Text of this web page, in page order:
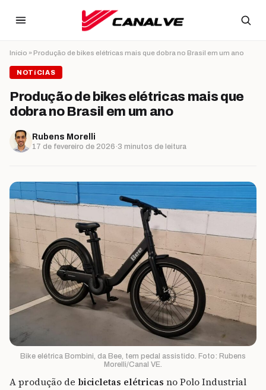
Início » Produção de bikes elétricas mais que dobra no Brasil em um ano
NOTíCIAS
Produção de bikes elétricas mais que
dobra no Brasil em um ano
Rubens Morelli
17 de fevereiro de 2026·3 minutos de leitura
Bike elétrica Bombini, da Bee, tem pedal assistido. Foto: Rubens
Morelli/Canal VE.
A produção de bicicletas elétricas no Polo Industrial